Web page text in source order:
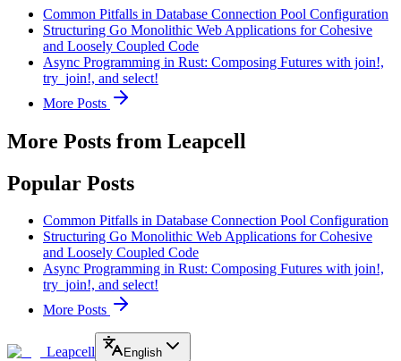
Common Pitfalls in Database Connection Pool Configuration
Structuring Go Monolithic Web Applications for Cohesive
and Loosely Coupled Code
Async Programming in Rust: Composing Futures with join!,
try_join!, and select!
More Posts
More Posts from Leapcell
Popular Posts
Common Pitfalls in Database Connection Pool Configuration
Structuring Go Monolithic Web Applications for Cohesive
and Loosely Coupled Code
Async Programming in Rust: Composing Futures with join!,
try_join!, and select!
More Posts
Leapcell English